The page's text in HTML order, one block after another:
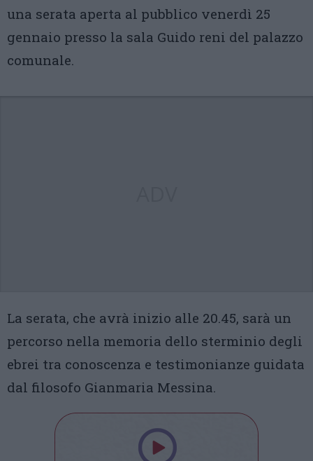
una serata aperta al pubblico venerdì 25
gennaio presso la sala Guido reni del palazzo
comunale.
La serata, che avrà inizio alle 20.45, sarà un
percorso nella memoria dello sterminio degli
ebrei tra conoscenza e testimonianze guidata
dal filosofo Gianmaria Messina.